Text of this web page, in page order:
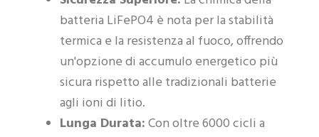
batteria LiFePO4 è nota per la stabilità
termica e la resistenza al fuoco, offrendo
un'opzione di accumulo energetico più
sicura rispetto alle tradizionali batterie
agli ioni di litio.
Lunga Durata:Con oltre 6000 cicli a